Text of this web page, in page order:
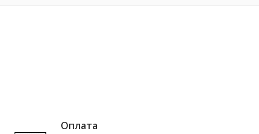
Оплата